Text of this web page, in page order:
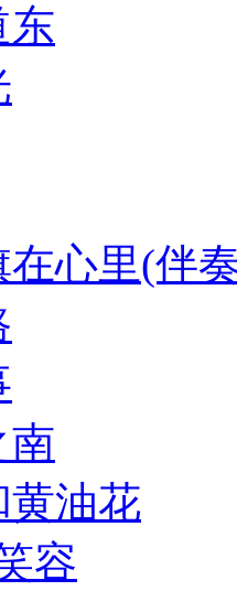
东
在心里(伴
南
黄油花
容